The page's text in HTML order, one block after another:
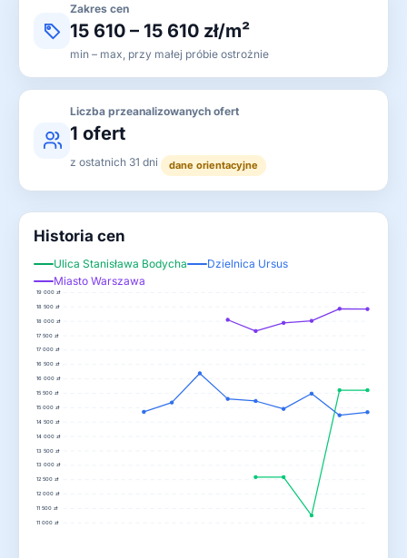
Zakres cen
15 610 – 15 610 zł/m²
min – max, przy małej próbie ostrożnie
Liczba przeanalizowanych ofert
1 ofert
z ostatnich 31 dni dane orientacyjne
Historia cen
Ulica Stanisława Bodycha
Dzielnica Ursus
Miasto Warszawa
11 000 zł
11 500 zł
12 000 zł
12 500 zł
13 000 zł
13 500 zł
14 000 zł
14 500 zł
15 000 zł
15 500 zł
16 000 zł
16 500 zł
17 000 zł
17 500 zł
18 000 zł
18 500 zł
19 000 zł